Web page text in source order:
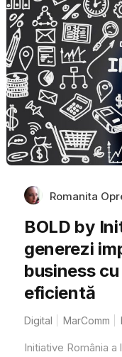
Romanita
BOLD by
generezi
business
eficientă
Digital MarComm
Initiative România